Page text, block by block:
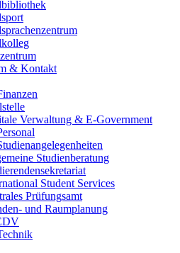
& Kontakt
Verwaltung & E-Government
Studienberatung
Student Services
Prüfungsamt
und Raumplanung